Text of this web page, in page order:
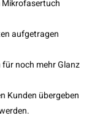
aufgetragen
noch mehr Glanz
Kunden übergeben